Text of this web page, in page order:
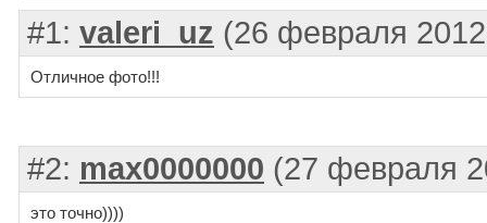
#1: valeri_uz (26 февраля
Отличное фото!!!
#2: max0000000 (27 февраля
это точно))))